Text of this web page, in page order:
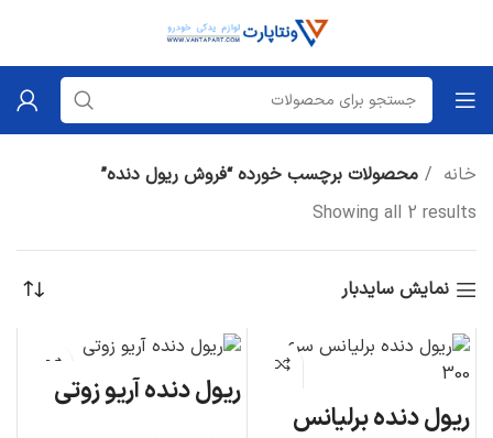
خانه
محصولات برچسب خورده “فروش ریول دنده”
Showing all 2 results
نمایش سایدبار
ریول دنده برلیانس
ریول دنده آریو زوتی